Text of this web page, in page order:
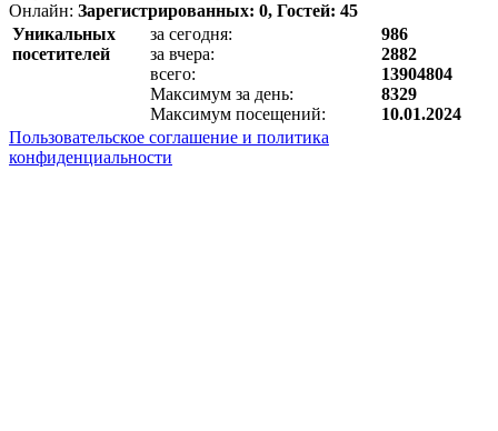
Онлайн: Зарегистрированных: 0, Гостей: 45
Уникальных
посетителей
за сегодня:
за вчера:
всего:
Максимум за день:
Максимум посещений:
986
2882
13904804
8329
10.01.2024
Пользовательское соглашение и политика
конфиденциальности